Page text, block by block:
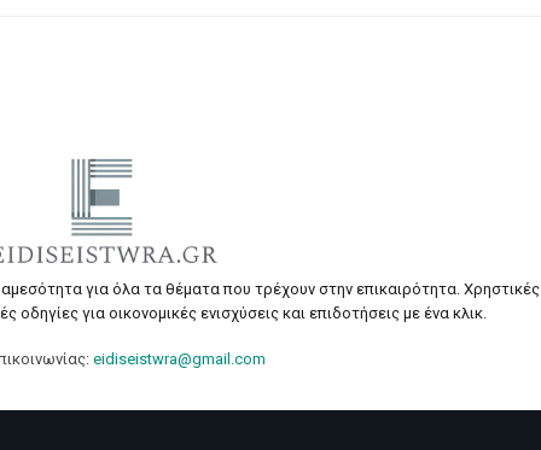
για όλα τα θέματα που τρέχουν στην επικαιρότητα. Χρηστικές
οδηγίες για οικονομικές ενισχύσεις και επιδοτήσεις με ένα κλικ.
eidiseistwra@gmail.com